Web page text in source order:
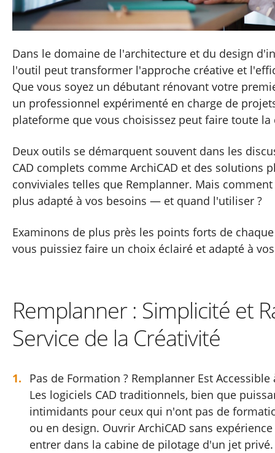
Dans le domaine de l'architecture et du design
l'outil peut transformer l'approche créative et
Que vous soyez un débutant rénovant votre
un professionnel expérimenté en charge de
plateforme que vous choisissez peut faire toute la
Deux outils se démarquent souvent dans les
CAD complets comme ArchiCAD et des solutions
conviviales telles que Remplanner. Mais
plus adapté à vos besoins — et quand l'utiliser ?
Examinons de plus près les points forts de
vous puissiez faire un choix éclairé et adapté à
Remplanner : Simplicité et
Service de la Créativité
Pas de Formation ? Remplanner Est Accessible
Les logiciels CAD traditionnels, bien que
intimidants pour ceux qui n'ont pas de
ou en design. Ouvrir ArchiCAD sans
entrer dans la cabine de pilotage d'un jet